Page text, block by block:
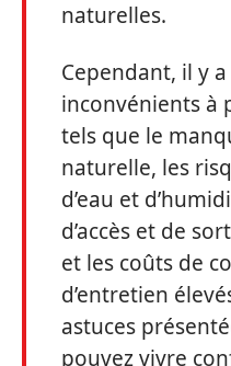
naturelles.
Cependant, il y
inconvénients à
tels que le
naturelle, les
d’eau et
d’accès et de
et les coûts de
d’entretien
astuces
pouvez vivre